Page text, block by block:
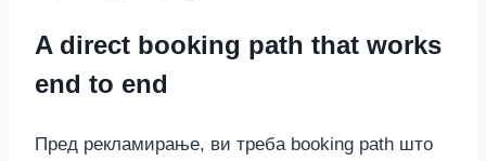
A direct booking path that works
end to end
Пред рекламирање, ви треба booking path што